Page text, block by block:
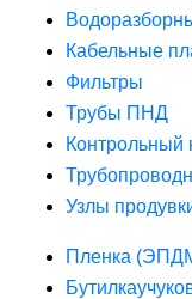
Кабельные
Фильтры
Трубы ПНД
Контрольный
Узлы
Пленка